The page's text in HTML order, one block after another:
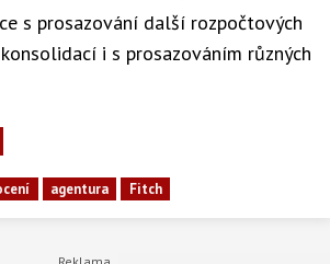
s prosazování další rozpočtových
i s prosazováním různých
agentura Fitch